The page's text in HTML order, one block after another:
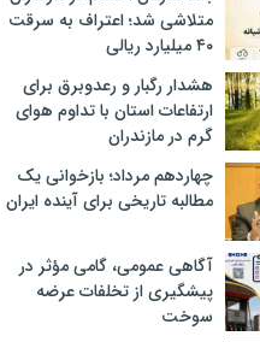
متلاشی شد؛ اعتراف به سرقت
۴۰ میلیارد ریالی
هشدار رگبار و رعدوبرق برای
ارتفاعات استان با تداوم هوای
گرم در مازندران
چهاردهم مرداد؛ بازخوانی یک
مطالبه تاریخی برای آینده ایران
آگاهی عمومی، گامی مؤثر در
پیشگیری از تخلفات عرضه
سوخت